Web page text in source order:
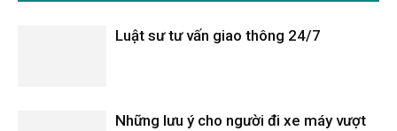
Luật sư tư vấn giao thông 24/7
Những lưu ý cho người đi xe máy vượt